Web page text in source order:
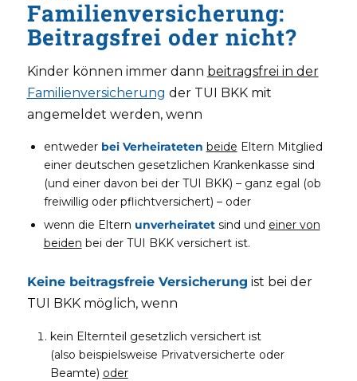
Familienversicherung:
Beitragsfrei oder nicht?
Kinder können immer dann beitragsfrei in der
Familienversicherung der TUI BKK mit
angemeldet werden, wenn
entweder bei Verheirateten beide Eltern Mitglied
einer deutschen gesetzlichen Krankenkasse sind
(und einer davon bei der TUI BKK) – ganz egal (ob
freiwillig oder pflichtversichert) – oder
wenn die Eltern unverheiratetsind und einer von
beiden bei der TUI BKK versichert ist.
Keine beitragsfreie Versicherung ist bei der
TUI BKK möglich, wenn
kein Elternteil gesetzlich versichert ist
(also beispielsweise Privatversicherte oder
Beamte) oder